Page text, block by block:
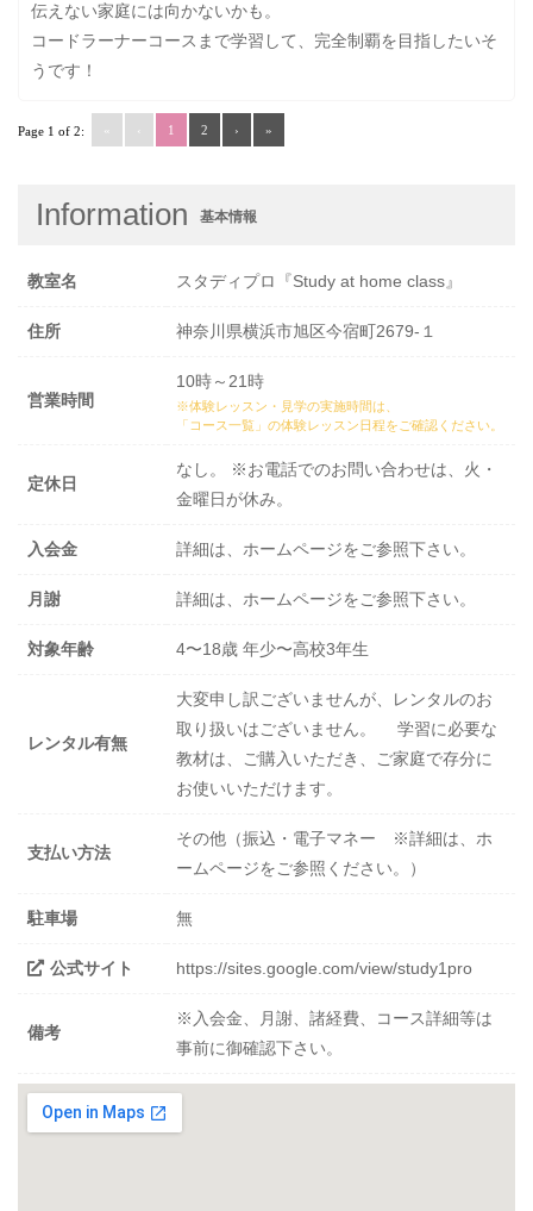
伝えない家庭には向かないかも。
コードラーナーコースまで学習して、完全制覇を目指したいそ
うです！
Page 1 of 2: « ‹ 1 2 › »
Information 基本情報
教室名 スタディプロ『Study at home class』
住所 神奈川県横浜市旭区今宿町2679-１
営業時間
10時～21時
※体験レッスン・見学の実施時間は、
「コース一覧」の体験レッスン日程をご確認ください。
定休日
なし。 ※お電話でのお問い合わせは、火・
金曜日が休み。
入会金 詳細は、ホームページをご参照下さい。
月謝 詳細は、ホームページをご参照下さい。
対象年齢 4〜18歳 年少〜高校3年生
レンタル有無
大変申し訳ございませんが、レンタルのお
取り扱いはございません。 学習に必要な
教材は、ご購入いただき、ご家庭で存分に
お使いいただけます。
支払い方法
その他（振込・電子マネー ※詳細は、ホ
ームページをご参照ください。）
駐車場 無
公式サイト https://sites.google.com/view/study1pro
備考
※入会金、月謝、諸経費、コース詳細等は
事前に御確認下さい。